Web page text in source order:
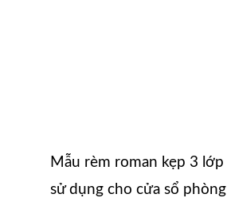
Mẫu rèm roman kẹp 3
sử dụng cho cửa sổ